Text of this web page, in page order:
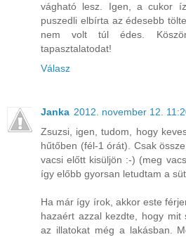
vágható lesz. Igen, a cukor
puszedli elbírta az édesebb
nem volt túl édes.
tapasztalatodat!
Válasz
Janka 2012. november 12.
Zsuzsi, igen, tudom, hogy
hűtőben (fél-1 órát). Csak
vacsi előtt kisüljön :-) (meg
így előbb gyorsan letudtam a
Ha már így írok, akkor este
hazaért azzal kezdte, hogy
az illatokat még a lakásban.